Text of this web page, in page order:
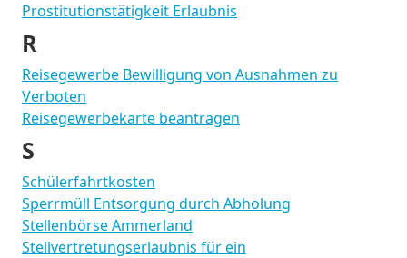
Prostitutionstätigkeit Erlaubnis
R
Reisegewerbe Bewilligung von Ausnahmen zu
Verboten
Reisegewerbekarte beantragen
S
Schülerfahrtkosten
Sperrmüll Entsorgung durch Abholung
Stellenbörse Ammerland
Stellvertretungserlaubnis für ein